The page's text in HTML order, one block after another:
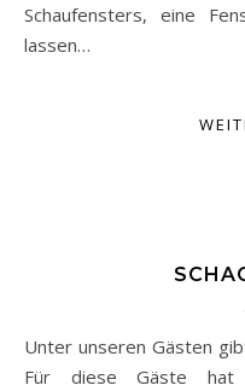
Schaufensters, eine
lassen…
Unter unseren Gästen gibt es ambitionierte Schachspieler.
Für diese Gäste